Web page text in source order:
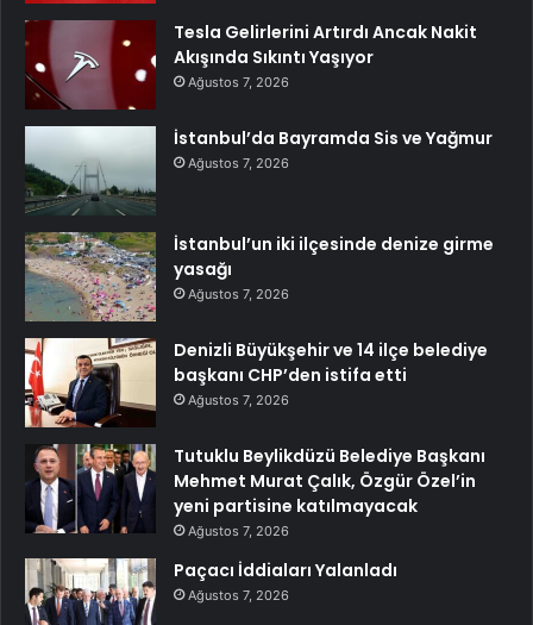
Tesla Gelirlerini Artırdı Ancak Nakit
Akışında Sıkıntı Yaşıyor
Ağustos 7, 2026
İstanbul’da Bayramda Sis ve Yağmur
Ağustos 7, 2026
İstanbul’un iki ilçesinde denize girme
yasağı
Ağustos 7, 2026
Denizli Büyükşehir ve 14 ilçe belediye
başkanı CHP’den istifa etti
Ağustos 7, 2026
Tutuklu Beylikdüzü Belediye Başkanı
Mehmet Murat Çalık, Özgür Özel’in
yeni partisine katılmayacak
Ağustos 7, 2026
Paçacı İddiaları Yalanladı
Ağustos 7, 2026